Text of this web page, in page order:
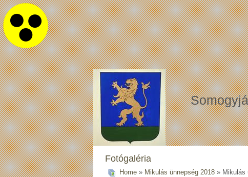
Fotógaléria
Home » Mikulás ünnepség 2018 » Mikulás